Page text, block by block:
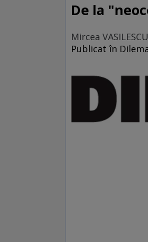
De la
Mircea VASILESCU
Publicat în